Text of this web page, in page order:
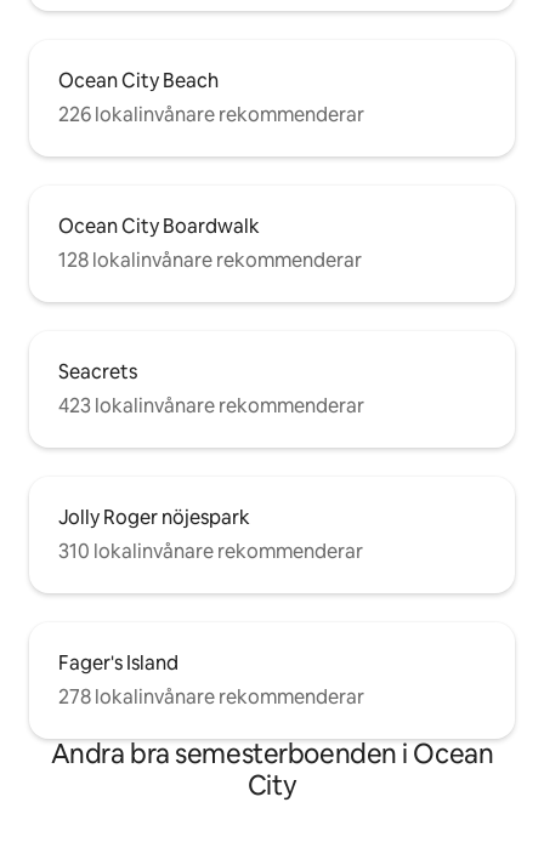
Ocean City Beach
226 lokalinvånare rekommenderar
Ocean City Boardwalk
128 lokalinvånare rekommenderar
Seacrets
423 lokalinvånare rekommenderar
Jolly Roger nöjespark
310 lokalinvånare rekommenderar
Fager's Island
278 lokalinvånare rekommenderar
Andra bra semesterboenden i Ocean
City